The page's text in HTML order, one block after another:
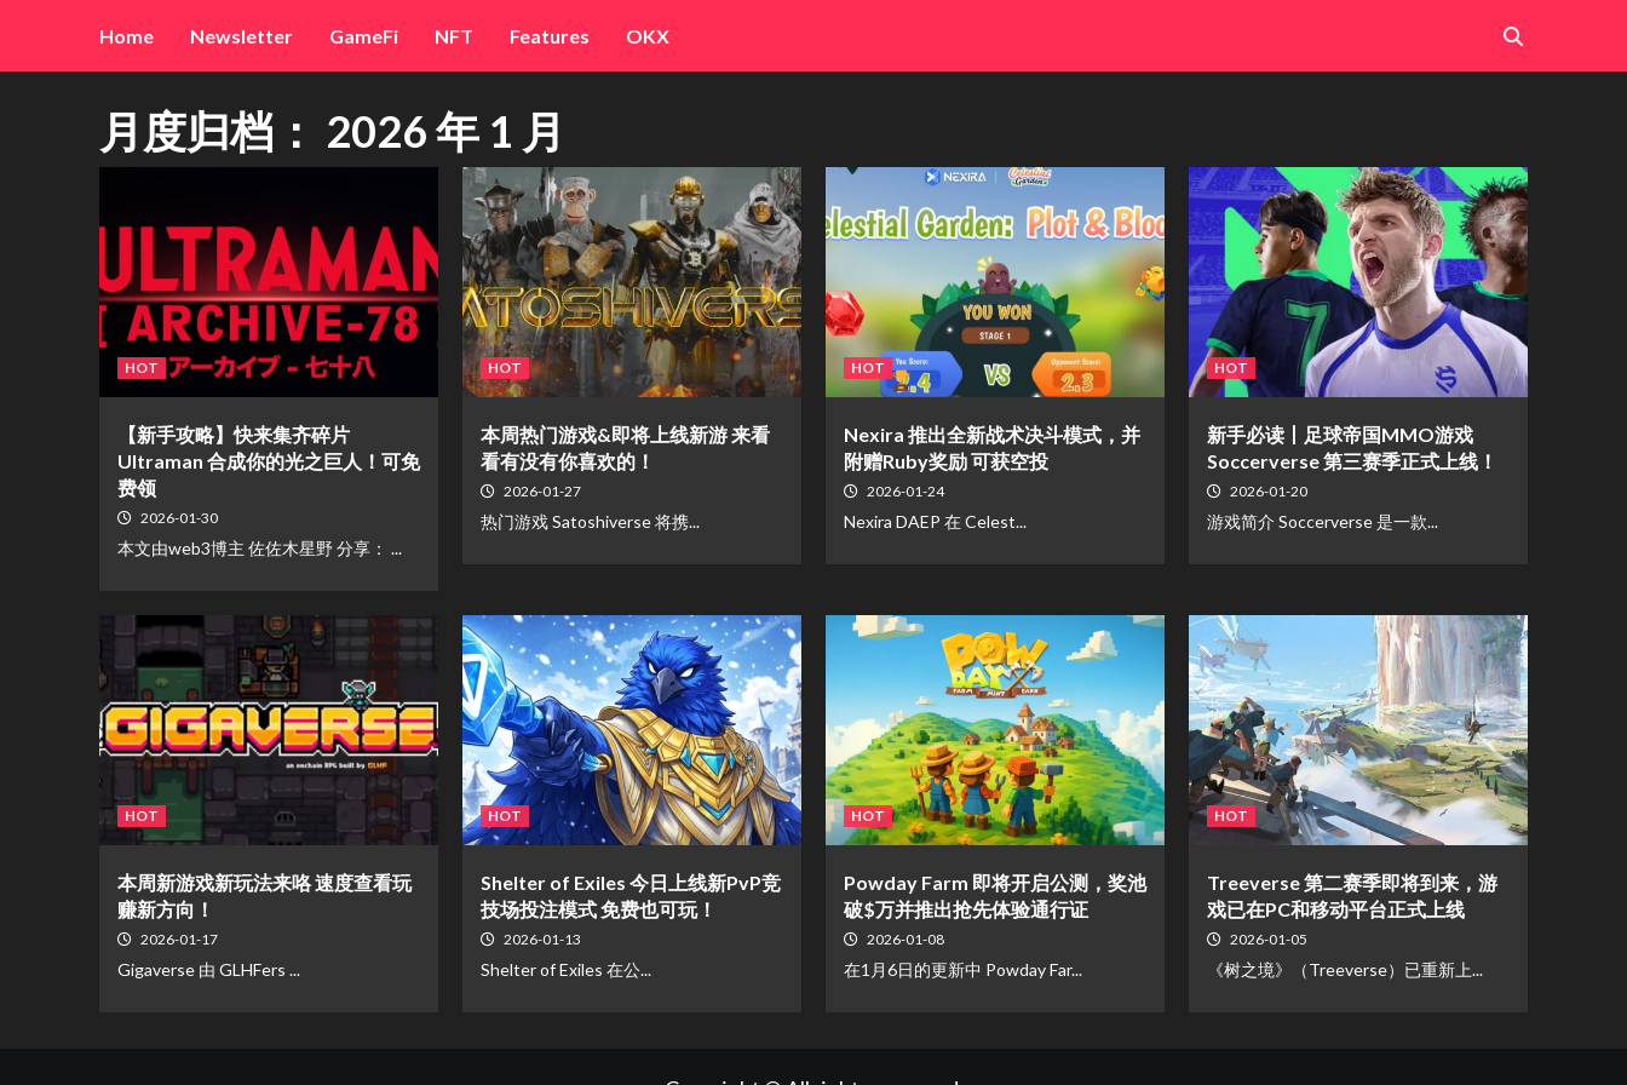
content
Home Newsletter GameFi NFT Features OKX
月度归档： 2026 年 1 月
HOT
【新手攻略】快来集齐碎片
Ultraman 合成你的光之巨人！可免
费领
2026-01-30
本文由web3博主 佐佐木星野 分享： ...
HOT
本周热门游戏&即将上线新游 来看
看有没有你喜欢的！
2026-01-27
热门游戏 Satoshiverse 将携...
HOT
Nexira 推出全新战术决斗模式，并
附赠Ruby奖励 可获空投
2026-01-24
Nexira DAEP 在 Celest...
HOT
新手必读丨足球帝国MMO游戏
Soccerverse 第三赛季正式上线！
2026-01-20
游戏简介 Soccerverse 是一款...
HOT
本周新游戏新玩法来咯 速度查看玩
赚新方向！
2026-01-17
Gigaverse 由 GLHFers ...
HOT
Shelter of Exiles 今日上线新PvP竞
技场投注模式 免费也可玩！
2026-01-13
Shelter of Exiles 在公...
HOT
Powday Farm 即将开启公测，奖池
破$万并推出抢先体验通行证
2026-01-08
在1月6日的更新中 Powday Far...
HOT
Treeverse 第二赛季即将到来，游
戏已在PC和移动平台正式上线
2026-01-05
《树之境》（Treeverse）已重新上...